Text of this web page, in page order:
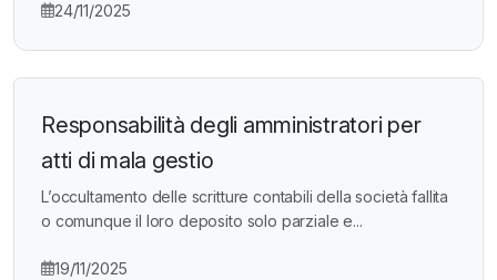
24/11/2025
Responsabilità degli amministratori per
atti di mala gestio
L’occultamento delle scritture contabili della società fallita
o comunque il loro deposito solo parziale e...
19/11/2025